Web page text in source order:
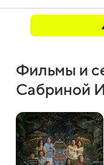
Фильмы и
Сабриной